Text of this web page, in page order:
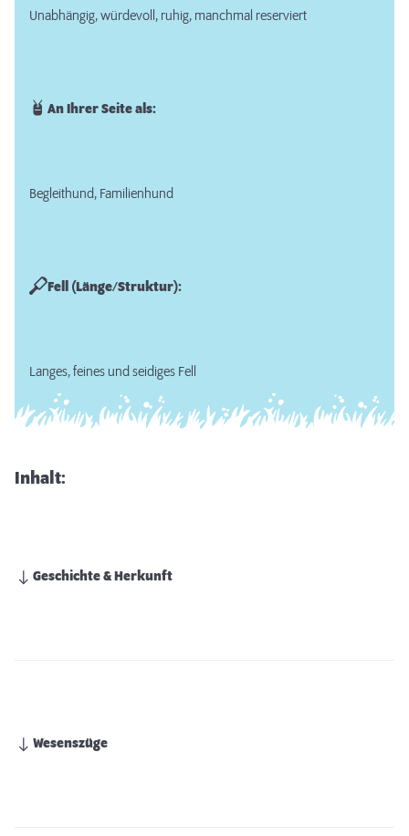
Unabhängig, würdevoll, ruhig, manchmal reserviert
An Ihrer Seite als:
Begleithund, Familienhund
Fell (Länge/Struktur):
Langes, feines und seidiges Fell
Inhalt:
Geschichte & Herkunft
Wesenszüge